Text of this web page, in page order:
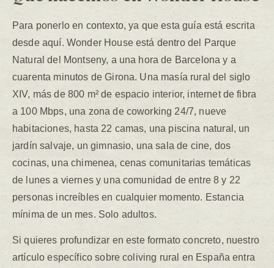
Para ponerlo en contexto, ya que esta guía está escrita
desde aquí. Wonder House está dentro del Parque
Natural del Montseny, a una hora de Barcelona y a
cuarenta minutos de Girona. Una masía rural del siglo
XIV, más de 800 m² de espacio interior, internet de fibra
a 100 Mbps, una zona de coworking 24/7, nueve
habitaciones, hasta 22 camas, una piscina natural, un
jardín salvaje, un gimnasio, una sala de cine, dos
cocinas, una chimenea, cenas comunitarias temáticas
de lunes a viernes y una comunidad de entre 8 y 22
personas increíbles en cualquier momento. Estancia
mínima de un mes. Solo adultos.
Si quieres profundizar en este formato concreto, nuestro
artículo específico sobre coliving rural en España entra